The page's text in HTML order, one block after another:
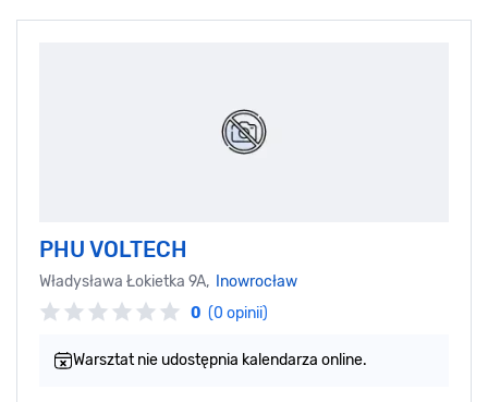
PHU VOLTECH
Władysława Łokietka 9A,
Inowrocław
0 (0 opinii)
Warsztat nie udostępnia kalendarza online.